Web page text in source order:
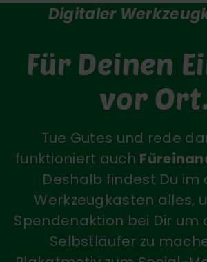
Digitaler
Für Deinen
vor Ort.
Tue Gutes und rede
funktioniert auch
Deshalb findest Du im
Werkzeugkasten alles,
Spendenaktion bei Dir um
Selbstläufer zu